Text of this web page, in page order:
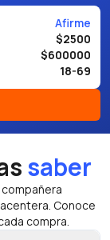
Afirme
$2500
$600000
18-69
saber
Conoce
compra.